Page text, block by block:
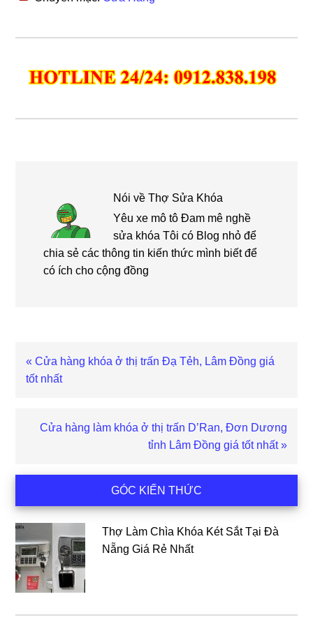
Nói vềThợ Sửa Khóa
Yêu xe mô tô Đam mê nghề
sửa khóa Tôi có Blog nhỏ để
chia sẻ các thông tin kiến thức mình biết để
có ích cho cộng đồng
Bài
viết
« Cửa hàng khóa ở thị trấn Đạ Tẻh, Lâm Đồng giá
tốt nhất
Bài
Cửa hàng làm khóa ở thị trấn D’Ran, Đơn Dương
tỉnh Lâm Đồng giá tốt nhất »
chính
GÓC KIẾN THỨC
Thợ Làm Chìa Khóa Két Sắt Tại Đà
Nẵng Giá Rẻ Nhất